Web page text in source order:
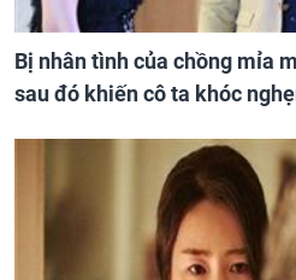
Bị nhân tình của chồng mỉa
sau đó khiến cô ta khóc